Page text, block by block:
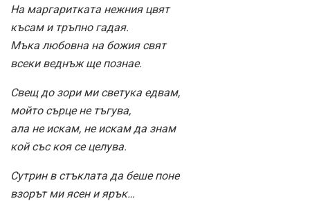
На маргаритката нежния цвят
късам и тръпно гадая.
Мъка любовна на божия свят
всеки веднъж ще познае.
Свещ до зори ми светука едвам,
мойто сърце не тъгува,
ала не искам, не искам да знам
кой със коя се целува.
Сутрин в стъклата да беше поне
взорът ми ясен и ярък…